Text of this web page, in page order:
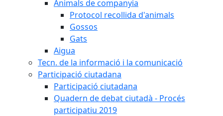
Animals de companyia
Protocol recollida d'animals
Gossos
Gats
Aigua
Tecn. de la informació i la comunicació
Participació ciutadana
Participació ciutadana
Quadern de debat ciutadà - Procés
participatiu 2019